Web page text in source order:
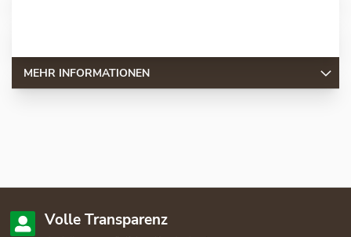
MEHR INFORMATIONEN
Volle Transparenz